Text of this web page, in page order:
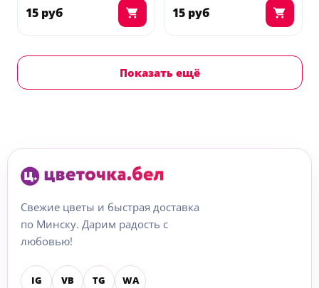
15 руб 15 руб
Показать ещё
Свежие цветы и быстрая доставка
по Минску. Дарим радость с
любовью!
IG VB TG WA